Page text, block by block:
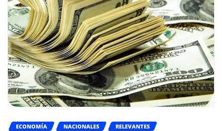
ECONOMÍA NACIONALES
RELEVANTES